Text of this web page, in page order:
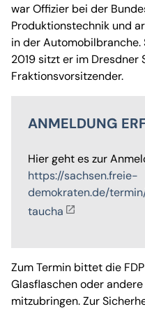
war Offizier bei der
Produktionstechnik und
in der Automobilbranche.
2019 sitzt er im Dresdner
Fraktionsvorsitzender.
ANMELDUNG
Hier geht es zur
https://sachsen.freie-
demokraten.de/
taucha
Zum Termin bittet die
Glasflaschen oder
mitzubringen. Zur